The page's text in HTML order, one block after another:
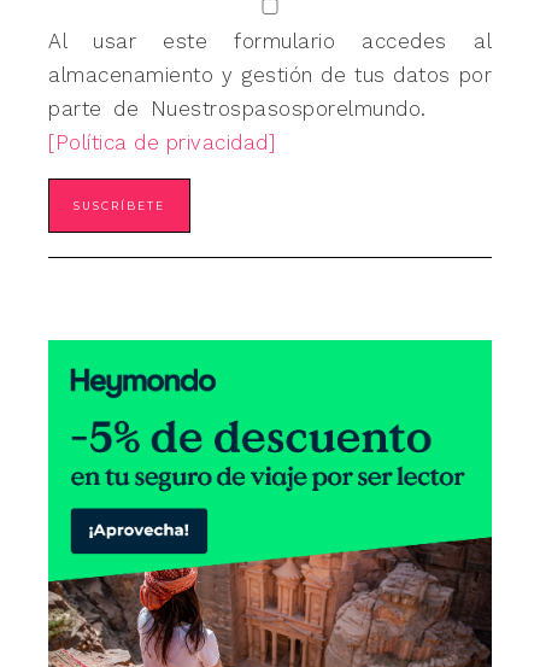
Al usar este formulario accedes al
almacenamiento y gestión de tus datos por
parte de Nuestrospasosporelmundo.
[Política de privacidad]